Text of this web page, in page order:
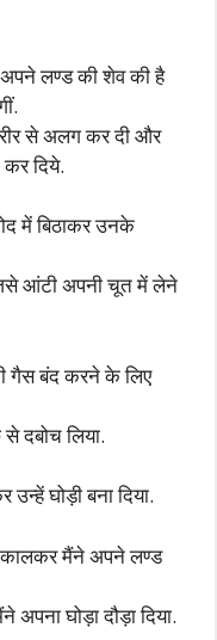
लण्ड की शेव की है
से अलग कर दी और
दिये.
में बिठाकर उनके
आंटी अपनी चूत में लेने
गैस बंद करने के लिए
दबोच लिया.
घोड़ी बना दिया.
मैंने अपने लण्ड
घोड़ा दौड़ा दिया.